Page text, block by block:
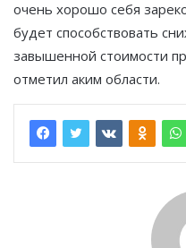
очень хорошо себя
будет способствовать
завышенной стоимости
отметил аким области.